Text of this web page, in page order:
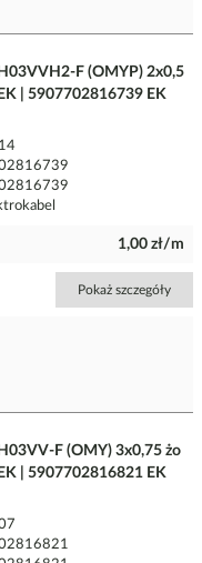
F (OMYP) 2x0,5
| 5907702816739 EK
1,00 zł/m
Pokaż szczegóły
F (OMY) 3x0,75 żo
| 5907702816821 EK